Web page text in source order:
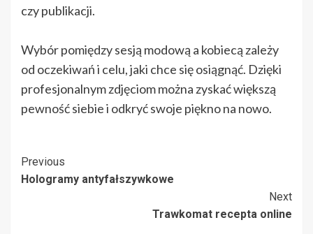
czy publikacji.
Wybór pomiędzy sesją modową a kobiecą zależy
od oczekiwań i celu, jaki chce się osiągnąć. Dzięki
profesjonalnym zdjęciom można zyskać większą
pewność siebie i odkryć swoje piękno na nowo.
Post
Navigation
Previous
Hologramy antyfałszywkowe
Next
Trawkomat recepta online